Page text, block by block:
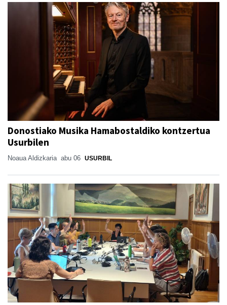
Donostiako Musika Hamabostaldiko kontzertua
Usurbilen
Noaua Aldizkaria abu 06 USURBIL